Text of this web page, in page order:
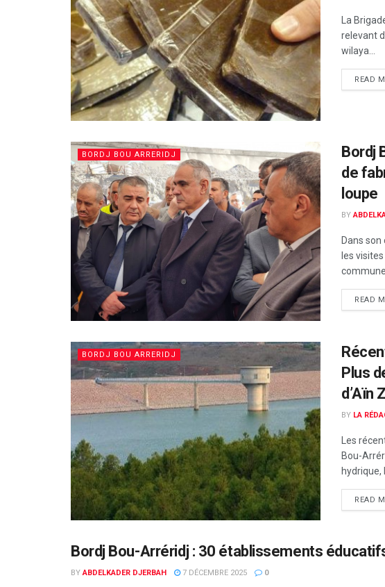
La
relevant
wilaya...
READ
BORDJ BOU ARRERIDJ
Bordj
de
loupe
BY
Dans
les
READ
BORDJ BOU ARRERIDJ
Plus
d’Aïn
BY LA
Les
Bou-
hydrique,
READ
BORDJ BOU ARRERIDJ
Bordj Bou-Arréridj : 30 établissements
BY ABDELKADER DJERBAH 7 DÉCEMBRE 2025 0